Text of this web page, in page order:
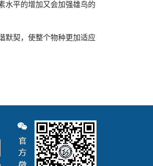
水平的增加又会加强雄鸟的
默契，使整个物种更加适应